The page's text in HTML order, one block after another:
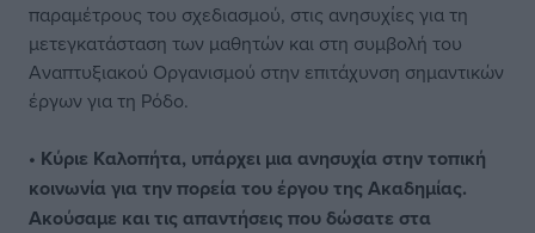
παραμέτρους του σχεδιασμού, στις ανησυχίες για τη
μετεγκατάσταση των μαθητών και στη συμβολή του
Αναπτυξιακού Οργανισμού στην επιτάχυνση σημαντικών
έργων για τη Ρόδο.
• Κύριε Καλοπήτα, υπάρχει μια ανησυχία στην τοπική
κοινωνία για την πορεία του έργου της Ακαδημίας.
Ακούσαμε και τις απαντήσεις που δώσατε στα